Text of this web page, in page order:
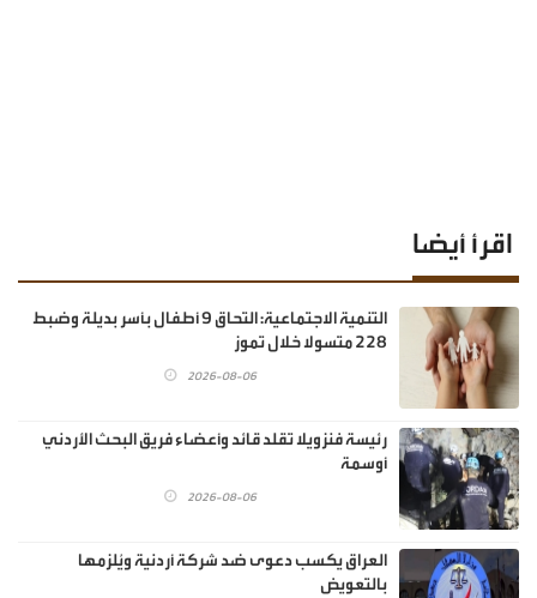
اقرأ أيضا
‏التنمية الاجتماعية: التحاق 9 أطفال بأسر بديلة وضبط
228 متسولا خلال تموز
2026-08-06
رئيسة فنزويلا تقلد قائد وأعضاء فريق البحث الأردني
أوسمة
2026-08-06
العراق يكسب دعوى ضد شركة أردنية ويُلزمها
بالتعويض